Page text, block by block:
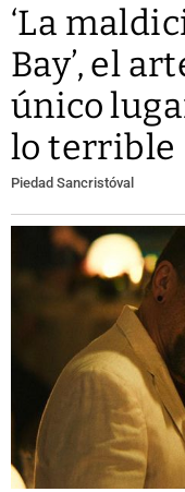
‘La
Bay’, el
único
lo terrible
Piedad Sancristóval